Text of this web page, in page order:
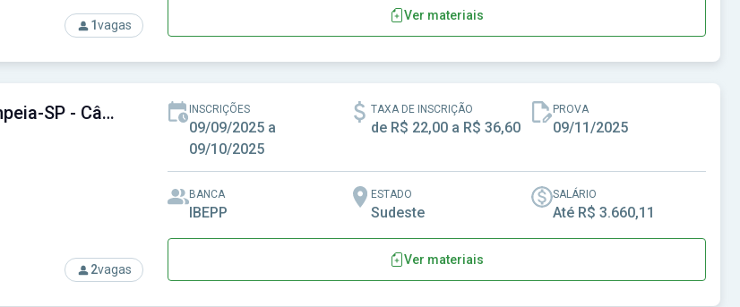
1vagas
Ver materiais
2vagas
Câmara de Pompeia-SP - Câmara Municipal de Pompeia-SP INSCRIÇÕES
09/09/2025 a
09/10/2025
TAXA DE INSCRIÇÃO
de R$ 22,00 a R$ 36,60
PROVA
09/11/2025
BANCA
IBEPP
ESTADO
Sudeste
SALÁRIO
Até R$ 3.660,11
Ver materiais